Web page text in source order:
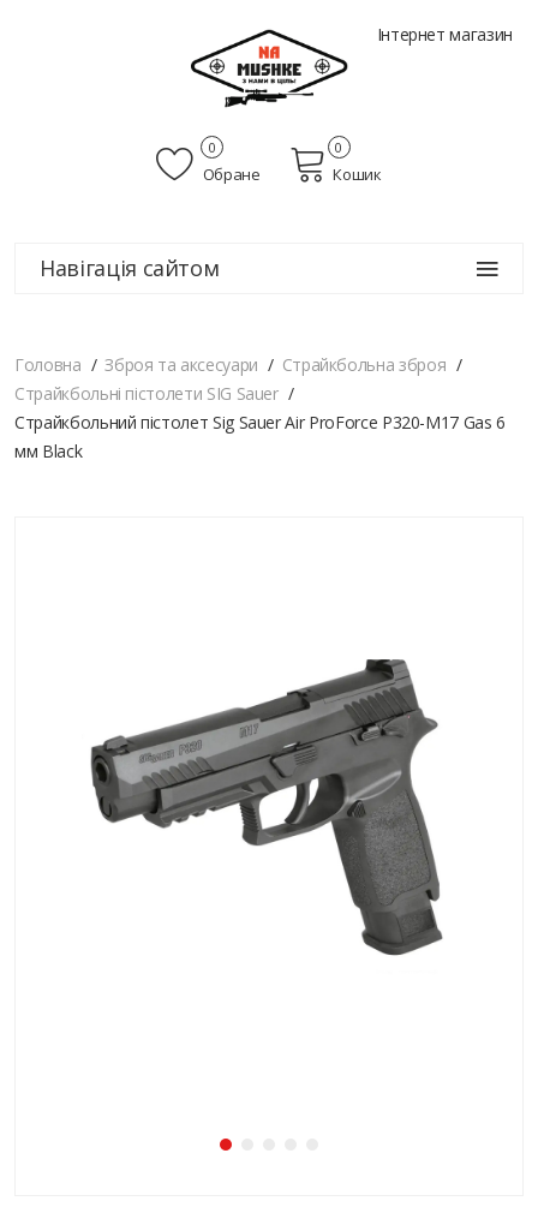
Інтернет магазин
Обране
0
Кошик
0
Навігація сайтом
Головна Зброя та аксесуари
Страйкбольна зброя
Страйкбольні пістолети SIG Sauer
Страйкбольний пістолет Sig Sauer Air ProForce P320-M17 Gas 6
мм Black